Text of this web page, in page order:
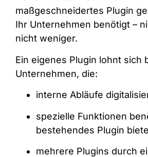
maßgeschneidertes Plugin
Ihr Unternehmen benötigt –
nicht weniger.
Ein eigenes Plugin lohnt sich
Unternehmen, die:
interne Abläufe
spezielle Funktionen
bestehendes Plugin
mehrere Plugins durch